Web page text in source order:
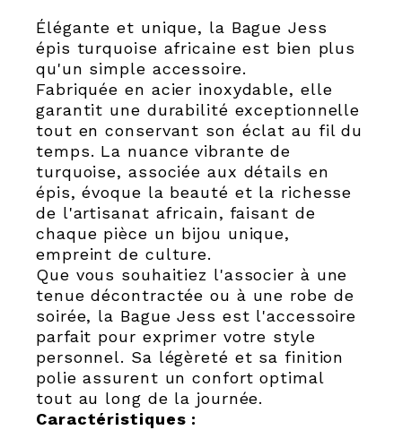
Élégante et unique, la Bague Jess
épis turquoise africaine est bien plus
qu'un simple accessoire.
Fabriquée en acier inoxydable, elle
garantit une durabilité exceptionnelle
tout en conservant son éclat au fil du
temps. La nuance vibrante de
turquoise, associée aux détails en
épis, évoque la beauté et la richesse
de l'artisanat africain, faisant de
chaque pièce un bijou unique,
empreint de culture.
Que vous souhaitiez l'associer à une
tenue décontractée ou à une robe de
soirée, la Bague Jess est l'accessoire
parfait pour exprimer votre style
personnel. Sa légèreté et sa finition
polie assurent un confort optimal
tout au long de la journée.
Caractéristiques :